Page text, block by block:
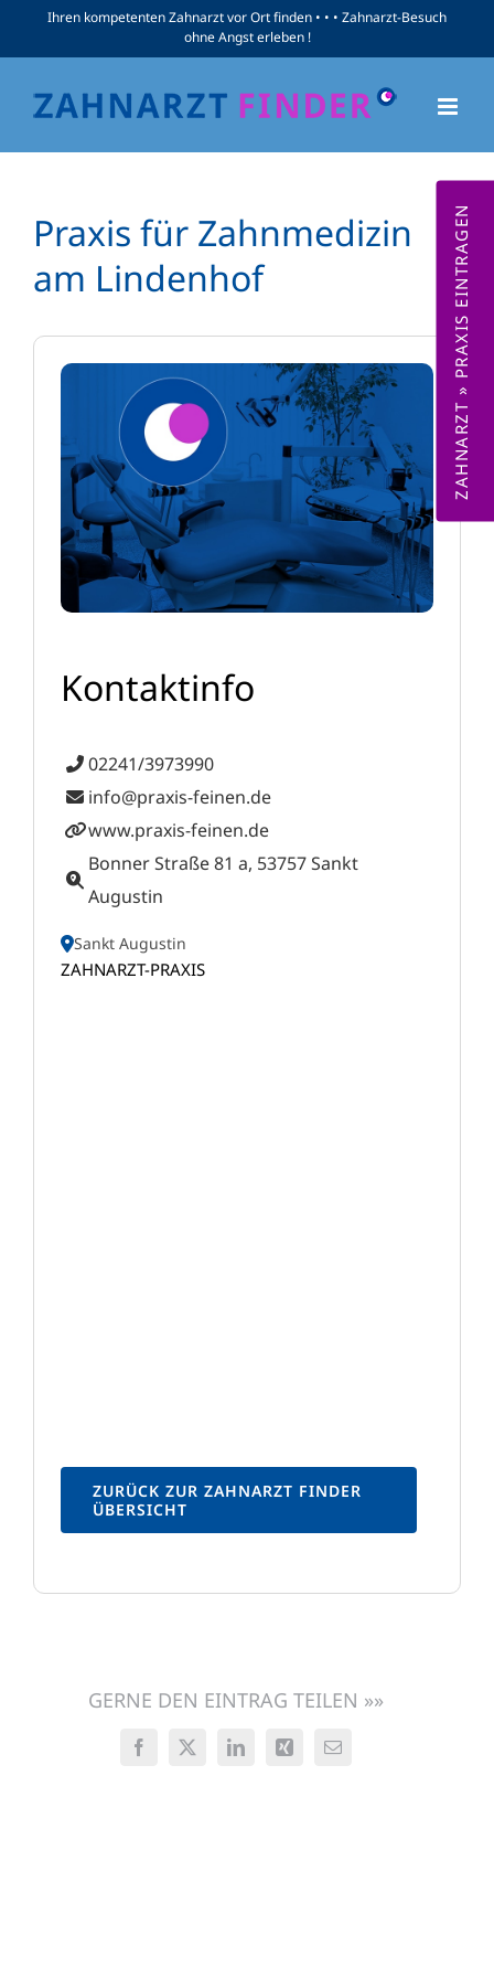
Inhalt
springen
Ihren kompetenten Zahnarzt vor Ort finden • • • Zahnarzt-Besuch
ohne Angst erleben !
Praxis für Zahnmedizin
am Lindenhof
Kontaktinfo
02241/3973990
info@praxis-feinen.de
www.praxis-feinen.de
Bonner Straße 81 a, 53757 Sankt
Augustin
Sankt Augustin
ZAHNARZT-PRAXIS
ZURÜCK ZUR ZAHNARZT FINDER
ÜBERSICHT
GERNE DEN EINTRAG TEILEN »»
Facebook
X LinkedInXing
E-
ZAHNARZT » PRAXIS EINTRAGEN